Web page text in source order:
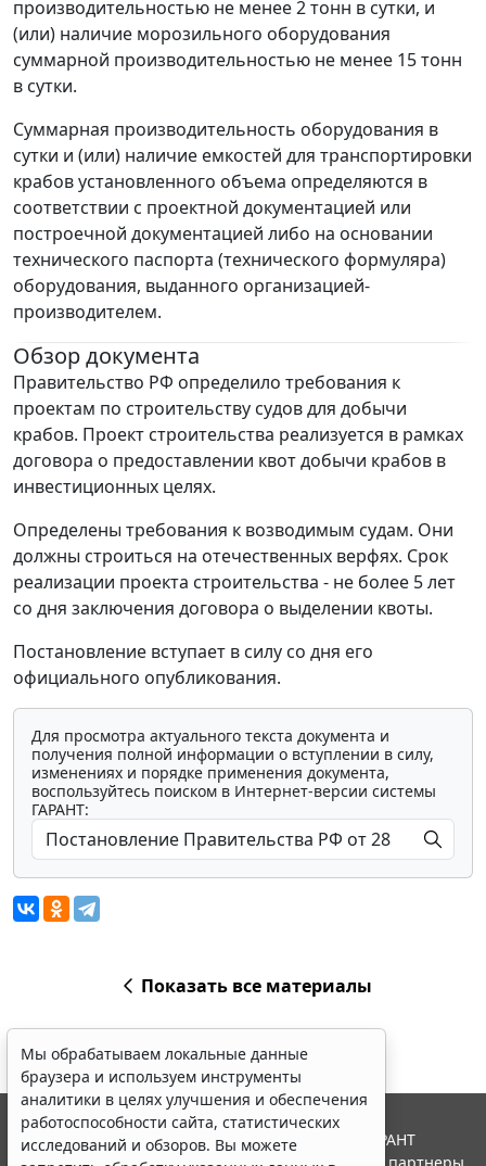
производительностью не менее 2 тонн в сутки, и
(или) наличие морозильного оборудования
суммарной производительностью не менее 15 тонн
в сутки.
Суммарная производительность оборудования в
сутки и (или) наличие емкостей для транспортировки
крабов установленного объема определяются в
соответствии с проектной документацией или
построечной документацией либо на основании
технического паспорта (технического формуляра)
оборудования, выданного организацией-
производителем.
Обзор документа
Правительство РФ определило требования к
проектам по строительству судов для добычи
крабов. Проект строительства реализуется в рамках
договора о предоставлении квот добычи крабов в
инвестиционных целях.
Определены требования к возводимым судам. Они
должны строиться на отечественных верфях. Срок
реализации проекта строительства - не более 5 лет
со дня заключения договора о выделении квоты.
Постановление вступает в силу со дня его
официального опубликования.
Для просмотра актуального текста документа и
получения полной информации о вступлении в силу,
изменениях и порядке применения документа,
воспользуйтесь поиском в Интернет-версии системы
ГАРАНТ:
Показать все материалы
Мы обрабатываем локальные данные
браузера и используем инструменты
аналитики в целях улучшения и обеспечения
работоспособности сайта, статистических
исследований и обзоров. Вы можете
© ООО "НПП "ГАРАНТ-СЕРВИС", 2026. Система ГАРАНТ